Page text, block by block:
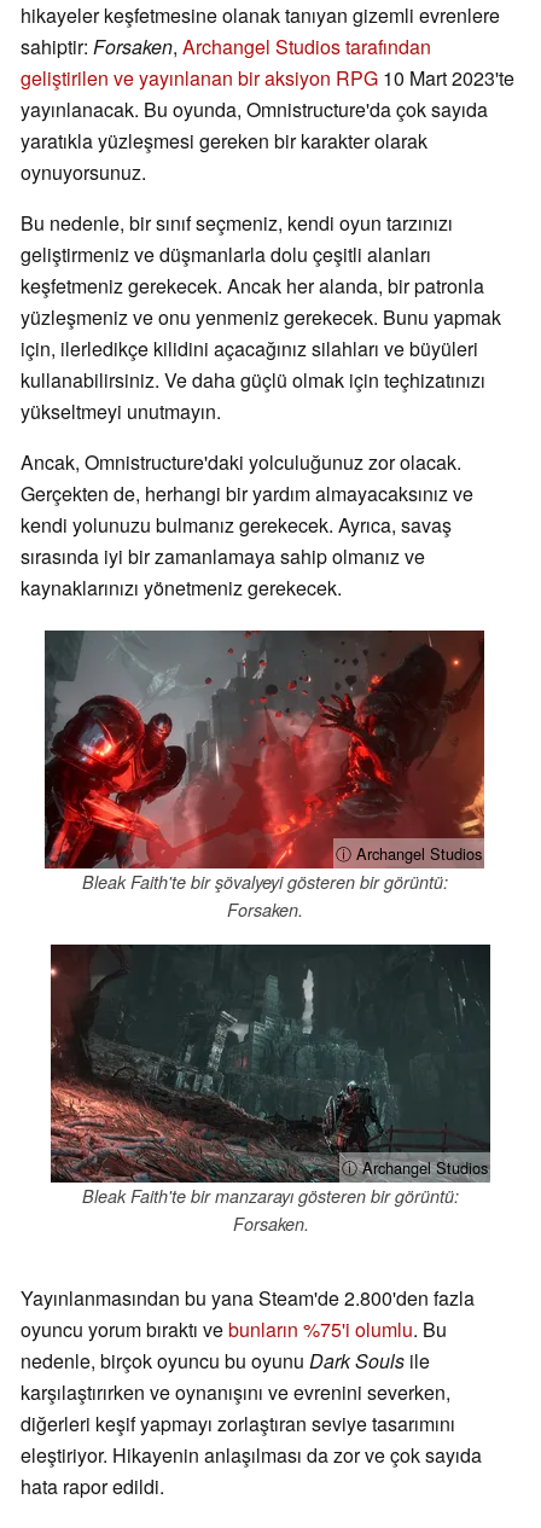
hikayeler keşfetmesine olanak tanıyan gizemli evrenlere
sahiptir: Forsaken, Archangel Studios tarafından
geliştirilen ve yayınlanan bir aksiyon RPG 10 Mart 2023'te
yayınlanacak. Bu oyunda, Omnistructure'da çok sayıda
yaratıkla yüzleşmesi gereken bir karakter olarak
oynuyorsunuz.
Bu nedenle, bir sınıf seçmeniz, kendi oyun tarzınızı
geliştirmeniz ve düşmanlarla dolu çeşitli alanları
keşfetmeniz gerekecek. Ancak her alanda, bir patronla
yüzleşmeniz ve onu yenmeniz gerekecek. Bunu yapmak
için, ilerledikçe kilidini açacağınız silahları ve büyüleri
kullanabilirsiniz. Ve daha güçlü olmak için teçhizatınızı
yükseltmeyi unutmayın.
Ancak, Omnistructure'daki yolculuğunuz zor olacak.
Gerçekten de, herhangi bir yardım almayacaksınız ve
kendi yolunuzu bulmanız gerekecek. Ayrıca, savaş
sırasında iyi bir zamanlamaya sahip olmanız ve
kaynaklarınızı yönetmeniz gerekecek.
ⓘ Archangel Studios
Bleak Faith'te bir şövalyeyi gösteren bir görüntü:
Forsaken.
ⓘ Archangel Studios
Bleak Faith'te bir manzarayı gösteren bir görüntü:
Forsaken.
Yayınlanmasından bu yana Steam'de 2.800'den fazla
oyuncu yorum bıraktı vebunların %75'i olumlu. Bu
nedenle, birçok oyuncu bu oyunu Dark Souls ile
karşılaştırırken ve oynanışını ve evrenini severken,
diğerleri keşif yapmayı zorlaştıran seviye tasarımını
eleştiriyor. Hikayenin anlaşılması da zor ve çok sayıda
hata rapor edildi.